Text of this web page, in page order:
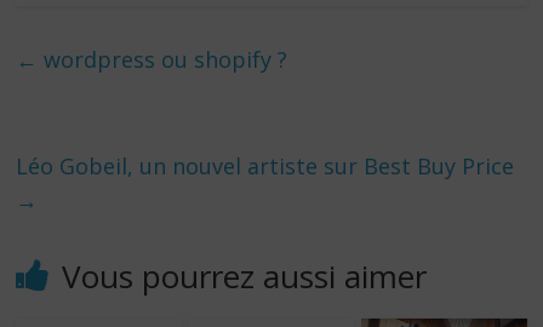
← wordpress ou shopify ?
Léo Gobeil, un nouvel artiste sur Best Buy Price
→
Vous pourrez aussi aimer